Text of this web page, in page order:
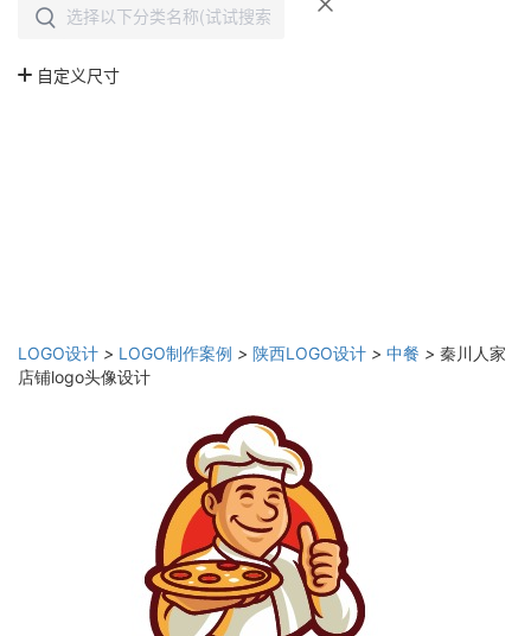
LOGO设计 > LOGO制作案例 > 陕西LOGO设计 > 中餐 > 秦川人家
店铺logo头像设计